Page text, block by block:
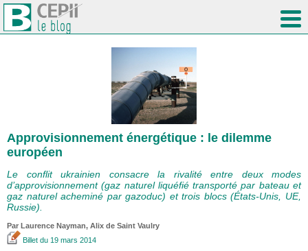
Approvisionnement énergétique : le dilemme
européen
Le conflit ukrainien consacre la rivalité entre deux modes
d’approvisionnement (gaz naturel liquéfié transporté par bateau et
gaz naturel acheminé par gazoduc) et trois blocs (États-Unis, UE,
Russie).
Par Laurence Nayman, Alix de Saint Vaulry
Billet du 19 mars 2014